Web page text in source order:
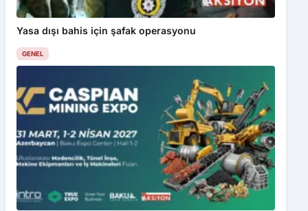
Yasa dışı bahis için şafak operasyonu
GENEL